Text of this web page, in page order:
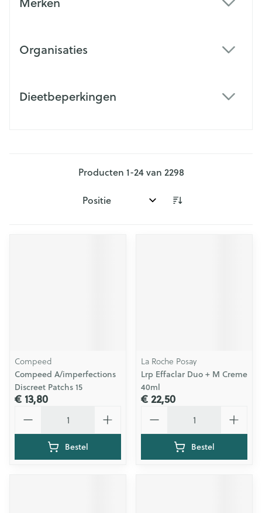
Organisaties
Dieetbeperkingen
Producten 1-24van 2298
Sorteer op:
Compeed
Compeed A/imperfections
Discreet Patchs 15
€ 13,80
Bestel
La Roche Posay
Lrp Effaclar Duo + M Creme
40ml
€ 22,50
Bestel